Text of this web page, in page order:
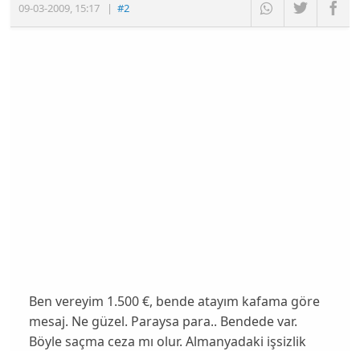
09-03-2009, 15:17 |#2
Ben vereyim 1.500 €, bende atayım kafama göre
mesaj. Ne güzel. Paraysa para.. Bendede var.
Böyle saçma ceza mı olur. Almanyadaki işsizlik